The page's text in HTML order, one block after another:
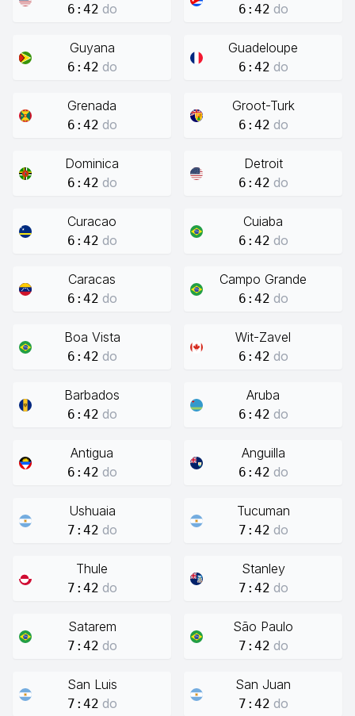
6:42 do 6:42 do
Guyana
6:42 do
Guadeloupe
6:42 do
Grenada
6:42 do
Groot-Turk
6:42 do
Dominica
6:42 do
Detroit
6:42 do
Curacao
6:42 do
Cuiaba
6:42 do
Caracas
6:42 do
Campo Grande
6:42 do
Boa Vista
6:42 do
Wit-Zavel
6:42 do
Barbados
6:42 do
Aruba
6:42 do
Antigua
6:42 do
Anguilla
6:42 do
Ushuaia
7:42 do
Tucuman
7:42 do
Thule
7:42 do
Stanley
7:42 do
Satarem
7:42 do
São Paulo
7:42 do
San Luis
7:42 do
San Juan
7:42 do